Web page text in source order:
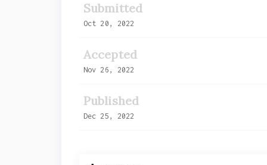
Submitted
Oct 20, 2022
Accepted
Nov 26, 2022
Published
Dec 25, 2022